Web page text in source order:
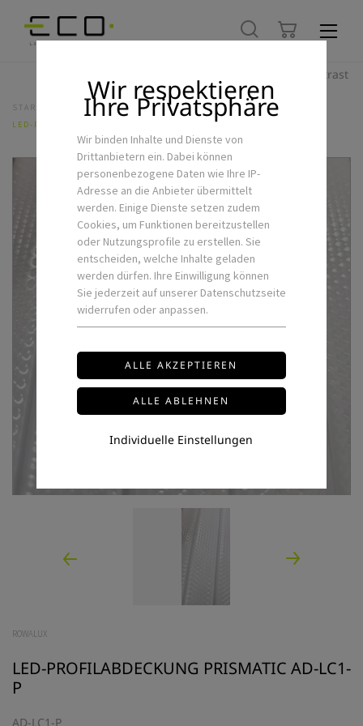
Hoher Kontrast
STARTSEITE
LED-FLEXSTRIPS & ZUBEHÖR
LED-PROFILABDECKUNG PRISMATIC AD-LC1-P
ROWALUX
LED-PROFILABDECKUNG PRISMATIC AD-LC1-
P
AD-LC1-P
Wir respektieren
Ihre Privatsphäre
Wir binden Inhalte und Dienste von
Drittanbietern ein. Dabei können
personenbezogene Daten wie Ihre IP-
Adresse an die Anbieter übermittelt
werden. Einige Dienste setzen zudem
Cookies, um Funktionen bereitzustellen
oder Nutzungsprofile zu erstellen. Sie
entscheiden, welche Inhalte geladen
werden dürfen. Ihre Einwilligung können
Sie jederzeit auf unserer Datenschutzseite
widerrufen oder anpassen.
Individuelle Einstellungen